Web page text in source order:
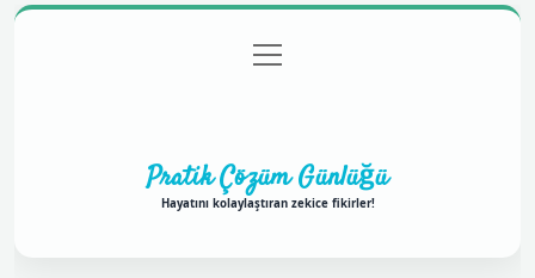
Gizlilik Politikası
menüyü
aç
Pratik Çözüm Günlüğü
Hayatını kolaylaştıran zekice fikirler!